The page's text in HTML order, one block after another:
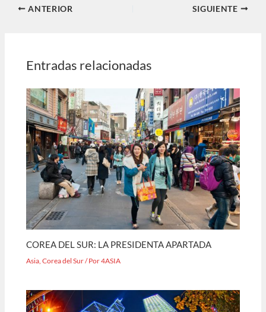
ANTERIOR SIGUIENTE
Entradas relacionadas
COREA DEL SUR: LA PRESIDENTA APARTADA
Asia,Corea del Sur/ Por4ASIA